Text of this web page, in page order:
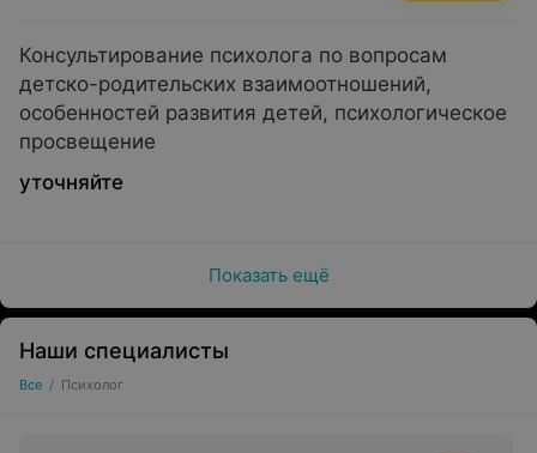
Консультирование психолога по вопросам
детско-родительских взаимоотношений,
особенностей развития детей, психологическое
просвещение
уточняйте
Показать ещё
Наши специалисты
Все / Психолог